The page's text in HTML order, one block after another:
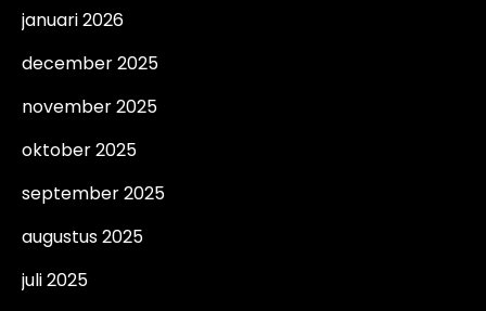
januari 2026
december 2025
november 2025
oktober 2025
september 2025
augustus 2025
juli 2025